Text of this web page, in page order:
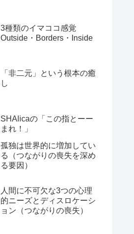
3種類のイマココ感覚
Outside・Borders・Inside
「非二元」という根本の癒
し
SHAlicaの「この指とーー
まれ！」
孤独は世界的に増加してい
る（つながりの喪失を深め
る要因）
人間に不可欠な3つの心理
的ニーズとディスロケーシ
ョン（つながりの喪失）